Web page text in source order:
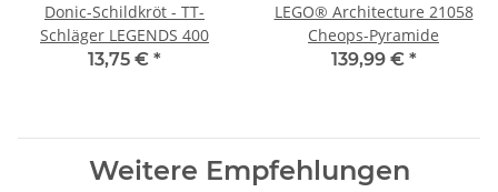
Donic-Schildkröt - TT-
Schläger LEGENDS 400
13,75 € *
LEGO® Architecture 21058
Cheops-Pyramide
139,99 € *
Weitere Empfehlungen